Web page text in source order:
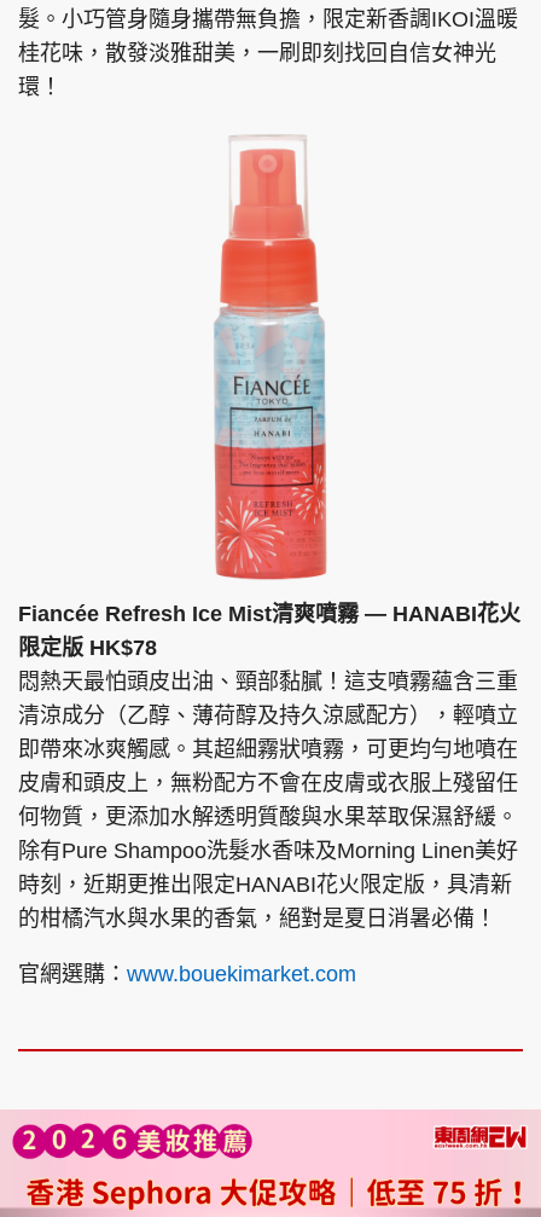
髮。小巧管身隨身攜帶無負擔，限定新香調IKOI溫暖
桂花味，散發淡雅甜美，一刷即刻找回自信女神光
環！
Fiancée Refresh Ice Mist清爽噴霧 — HANABI花火
限定版 HK$78
悶熱天最怕頭皮出油、頸部黏膩！這支噴霧蘊含三重
清涼成分（乙醇、薄荷醇及持久涼感配方），輕噴立
即帶來冰爽觸感。其超細霧狀噴霧，可更均勻地噴在
皮膚和頭皮上，無粉配方不會在皮膚或衣服上殘留任
何物質，更添加水解透明質酸與水果萃取保濕舒緩。
除有Pure Shampoo洗髮水香味及Morning Linen美好
時刻，近期更推出限定HANABI花火限定版，具清新
的柑橘汽水與水果的香氣，絕對是夏日消暑必備！
官網選購： www.bouekimarket.com